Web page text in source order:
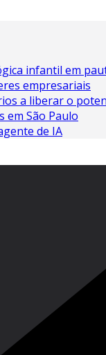
infantil em
empresariais
a liberar o
São Paulo
de IA